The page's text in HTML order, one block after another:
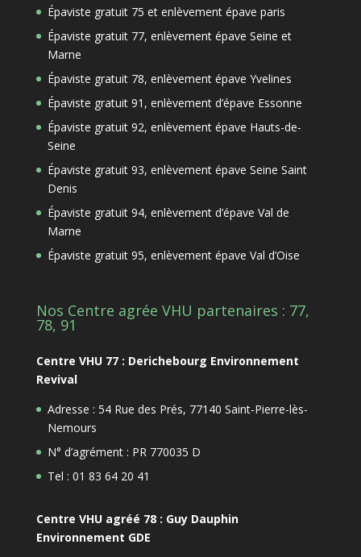
Épaviste gratuit 75 et enlèvement épave paris
Épaviste gratuit 77, enlèvement épave Seine et
Marne
Épaviste gratuit 78, enlèvement épave Yvelines
Épaviste gratuit 91, enlèvement d’épave Essonne
Épaviste gratuit 92, enlèvement épave Hauts-de-
Seine
Épaviste gratuit 93, enlèvement épave Seine Saint
Denis
Épaviste gratuit 94, enlèvement d’épave Val de
Marne
Épaviste gratuit 95, enlèvement épave Val d’Oise
Nos Centre agrée VHU partenaires : 77,
78, 91
Centre VHU 77 : Derichebourg Environnement
Revival
Adresse : 54 Rue des Prés, 77140 Saint-Pierre-lès-
Nemours
N° d’agrément : PR 770035 D
Tel : 01 83 64 20 41
Centre VHU agréé 78 : Guy Dauphin
Environnement GDE